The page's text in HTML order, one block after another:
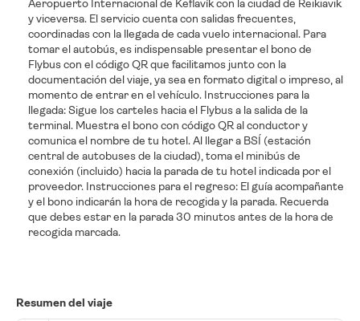
Aeropuerto Internacional de Keflavík con la ciudad de Reikiavik
y viceversa. El servicio cuenta con salidas frecuentes,
coordinadas con la llegada de cada vuelo internacional. Para
tomar el autobús, es indispensable presentar el bono de
Flybus con el código QR que facilitamos junto con la
documentación del viaje, ya sea en formato digital o impreso, al
momento de entrar en el vehículo. Instrucciones para la
llegada: Sigue los carteles hacia el Flybus a la salida de la
terminal. Muestra el bono con código QR al conductor y
comunica el nombre de tu hotel. Al llegar a BSÍ (estación
central de autobuses de la ciudad), toma el minibús de
conexión (incluido) hacia la parada de tu hotel indicada por el
proveedor. Instrucciones para el regreso: El guía acompañante
y el bono indicarán la hora de recogida y la parada. Recuerda
que debes estar en la parada 30 minutos antes de la hora de
recogida marcada.
Resumen del viaje